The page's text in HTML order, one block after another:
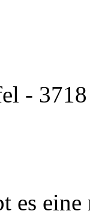
-
es